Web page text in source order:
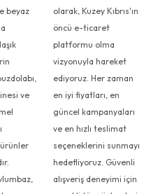
beyaz
ve
ürünler
olarak, Kuzey Kıbrıs'ın
öncü e-ticaret
platformu olma
vizyonuyla hareket
ediyoruz. Her zaman
en iyi fiyatları, en
güncel kampanyaları
ve en hızlı teslimat
seçeneklerini sunmayı
hedefliyoruz. Güvenli
alışveriş deneyimi için